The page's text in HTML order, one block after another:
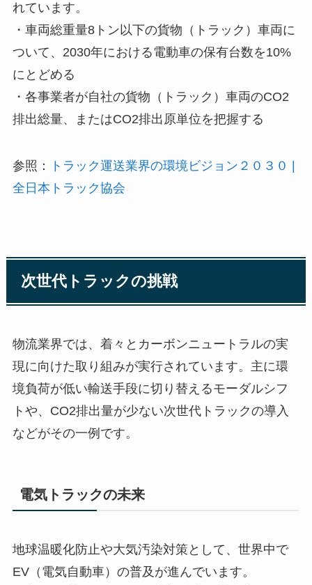
れています。
・車両総重量8トン以下の貨物（トラック）車両に
ついて、2030年における電動車の保有台数を10%
にとどめる
・各事業者が自社の貨物（トラック）車両のCO2
排出総量、またはCO2排出原単位を把握する
参照：
トラック運送業界の環境ビジョン２０３０ |
全日本トラック協会
次世代トラックの挑戦
物流業界では、着々とカーボンニュートラルの実
現に向けた取り組みが実行されています。主に環
境負荷が低い輸送手段に切り替えるモーダルシフ
トや、CO2排出量が少ない次世代トラックの導入
などがその一例です。
電気トラックの未来
地球温暖化防止や大気汚染対策として、世界中で
EV（電気自動車）の普及が進んでいます。